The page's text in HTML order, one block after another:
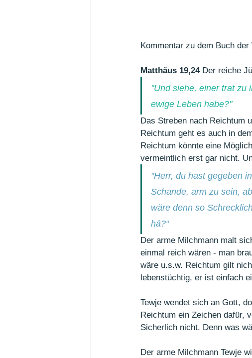
Kommentar zu dem Buch der
Matthäus 19,24 Der reiche
"Und siehe, einer trat zu
ewige Leben habe?"
Das Streben nach Reichtum
Reichtum geht es auch in
Reichtum könnte eine
vermeintlich erst gar nicht.
"Herr, du hast gegeben
Schande, arm zu sein,
wäre denn so
hä?“
Der arme Milchmann malt
einmal reich wären - man
wäre u.s.w. Reichtum gilt
lebenstüchtig, er ist einfach
Tewje wendet sich an Gott,
Reichtum ein Zeichen dafür,
Sicherlich nicht. Denn was
Der arme Milchmann Tewje